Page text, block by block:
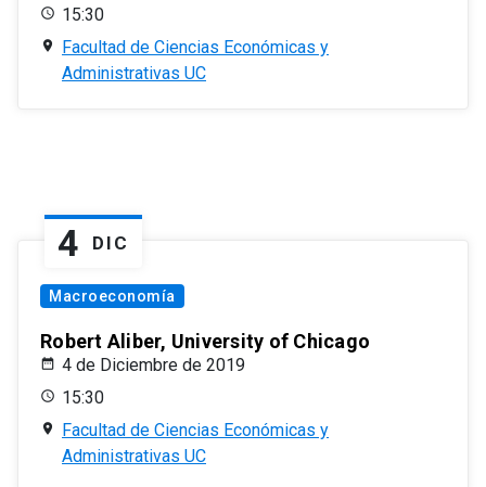
15:30
Facultad de Ciencias Económicas y
Administrativas UC
4 DIC
Macroeconomía
Robert Aliber, University of Chicago
4 de Diciembre de 2019
15:30
Facultad de Ciencias Económicas y
Administrativas UC